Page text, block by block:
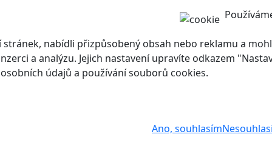
nabídli přizpůsobený obsah nebo reklamu a
a analýzu. Jejich nastavení upravíte odkazem
údajů a používání souborů cookies.
Ano, souhlasím